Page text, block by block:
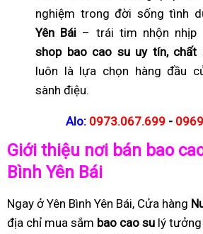
nghiệm trong đời sống tình
Yên Bái – trái tim nhộn nhịp
shop bao cao su uy tín, chất
luôn là lựa chọn hàng đầu
sành điệu.
Alo: 0973.067.699 -
Giới thiệu nơi bán bao
Bình Yên Bái
Ngay ở Yên Bình Yên Bái, Cửa hàng
địa chỉ mua sắm bao cao su lý